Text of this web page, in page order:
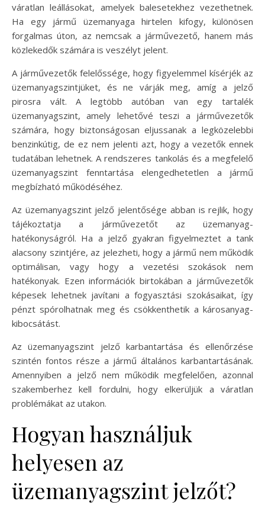
váratlan leállásokat, amelyek balesetekhez vezethetnek.
Ha egy jármű üzemanyaga hirtelen kifogy, különösen
forgalmas úton, az nemcsak a járművezető, hanem más
közlekedők számára is veszélyt jelent.
A járművezetők felelőssége, hogy figyelemmel kísérjék az
üzemanyagszintjüket, és ne várják meg, amíg a jelző
pirosra vált. A legtöbb autóban van egy tartalék
üzemanyagszint, amely lehetővé teszi a járművezetők
számára, hogy biztonságosan eljussanak a legközelebbi
benzinkútig, de ez nem jelenti azt, hogy a vezetők ennek
tudatában lehetnek. A rendszeres tankolás és a megfelelő
üzemanyagszint fenntartása elengedhetetlen a jármű
megbízható működéséhez.
Az üzemanyagszint jelző jelentősége abban is rejlik, hogy
tájékoztatja a járművezetőt az üzemanyag-
hatékonyságról. Ha a jelző gyakran figyelmeztet a tank
alacsony szintjére, az jelezheti, hogy a jármű nem működik
optimálisan, vagy hogy a vezetési szokások nem
hatékonyak. Ezen információk birtokában a járművezetők
képesek lehetnek javítani a fogyasztási szokásaikat, így
pénzt spórolhatnak meg és csökkenthetik a károsanyag-
kibocsátást.
Az üzemanyagszint jelző karbantartása és ellenőrzése
szintén fontos része a jármű általános karbantartásának.
Amennyiben a jelző nem működik megfelelően, azonnal
szakemberhez kell fordulni, hogy elkerüljük a váratlan
problémákat az utakon.
Hogyan használjuk
helyesen az
üzemanyagszint jelzőt?